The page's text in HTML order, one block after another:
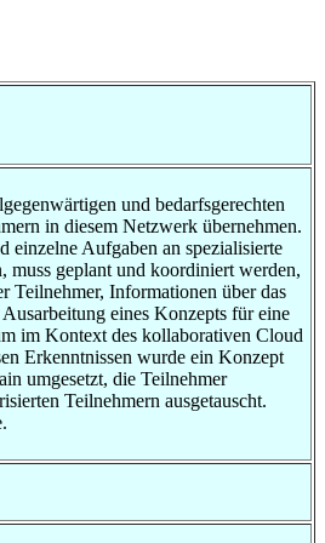
und bedarfsgerechten
in diesem Netzwerk übernehmen.
einzelne Aufgaben an spezialisierte
muss geplant und koordiniert werden,
Teilnehmer, Informationen über das
eines Konzepts für eine
im Kontext des kollaborativen Cloud
Erkenntnissen wurde ein Konzept
umgesetzt, die Teilnehmer
Teilnehmern ausgetauscht.